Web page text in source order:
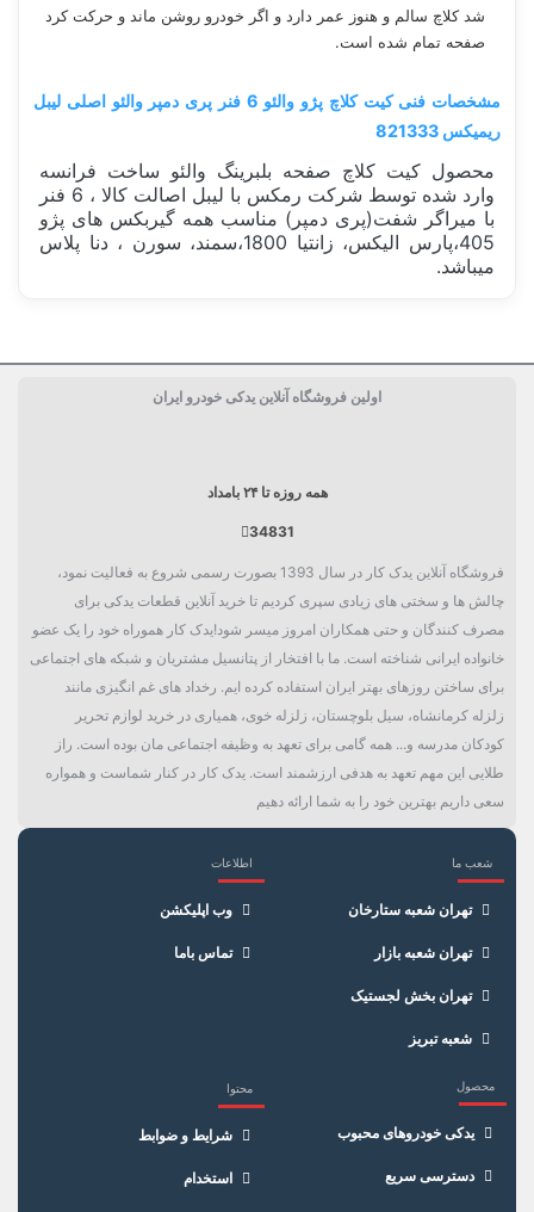
شد کلاچ سالم و هنوز عمر دارد و اگر خودرو روشن ماند و حرکت کرد
صفحه تمام شده است.
مشخصات فنی کیت کلاچ پژو والئو 6 فنر پری دمپر والئو اصلی لیبل
ریمیکس 821333
محصول کیت کلاچ صفحه بلبرینگ والئو ساخت فرانسه
وارد شده توسط شرکت رمکس با لیبل اصالت کالا ، 6 فنر
با میراگر شفت(پری دمپر) مناسب همه گیربکس های پژو
405،پارس الیکس، زانتیا 1800،سمند، سورن ، دنا پلاس
میباشد.
پری دمپر
جعبه تکی
اولین فروشگاه آنلاین یدکی خودرو ایران
همه روزه تا ۲۴ بامداد
34831
فروشگاه آنلاین یدک کار در سال 1393 بصورت رسمی شروع به فعالیت نمود،
چالش ها و سختی های زیادی سپری کردیم تا خرید آنلاین قطعات یدکی برای
مصرف کنندگان و حتی همکاران امروز میسر شود!یدک کار هموراه خود را یک عضو
خانواده ایرانی شناخته است. ما با افتخار از پتانسیل مشتریان و شبکه های اجتماعی
برای ساختن روزهای بهتر ایران استفاده کرده ایم. رخداد های غم انگیزی مانند
زلزله کرمانشاه، سیل بلوچستان، زلزله خوی، همیاری در خرید لوازم تحریر
کودکان مدرسه و... همه گامی برای تعهد به وظیفه اجتماعی مان بوده است. راز
طلایی این مهم تعهد به هدفی ارزشمند است. یدک کار در کنار شماست و همواره
سعی داریم بهترین خود را به شما ارائه دهیم
شعب ما
تهران شعبه ستارخان
تهران شعبه بازار
تهران بخش لجستیک
شعبه تبریز
اطلاعات
وب اپلیکشن
تماس باما
محصول
یدکی خودروهای محبوب
دسترسی سریع
محتوا
شرایط و ضوابط
استخدام